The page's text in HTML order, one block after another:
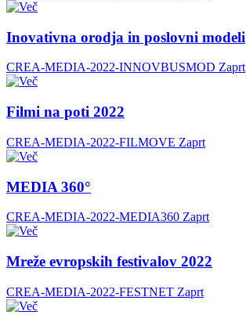
Inovativna orodja in poslovni modeli
CREA-MEDIA-2022-INNOVBUSMOD Zaprt
Filmi na poti 2022
CREA-MEDIA-2022-FILMOVE Zaprt
MEDIA 360°
CREA-MEDIA-2022-MEDIA360 Zaprt
Mreže evropskih festivalov 2022
CREA-MEDIA-2022-FESTNET Zaprt